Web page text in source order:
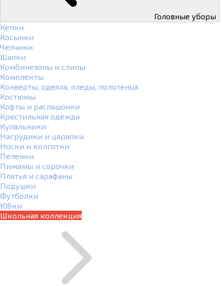
Головные уборы
Кепки
Косынки
Чепчики
Шапки
Комбинезоны и слипы
Комплекты
Конверты, одеяла, пледы, полотенца
Костюмы
Кофты и распашонки
Крестильная одежда
Купальники
Нагрудики и царапки
Носки и колготки
Пеленки
Пижамы и сорочки
Платья и сарафаны
Подушки
Футболки
Юбки
Школьная коллекция